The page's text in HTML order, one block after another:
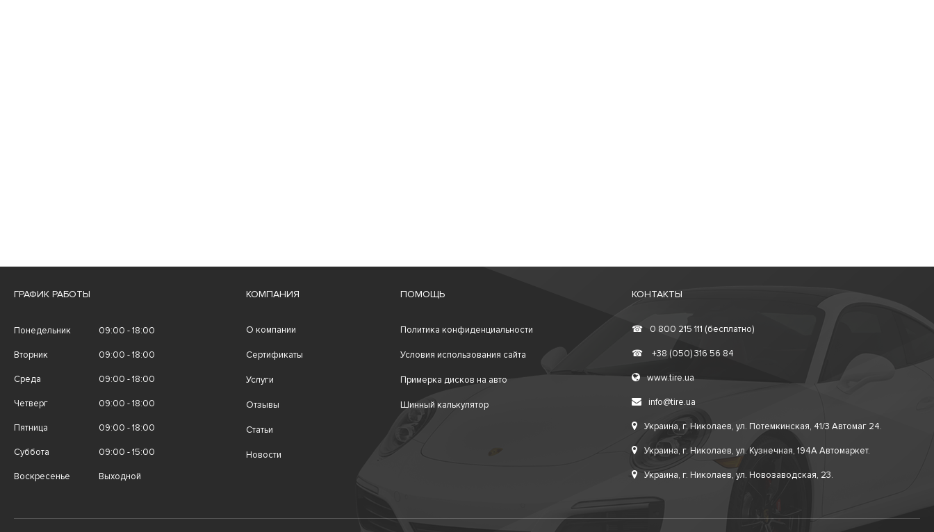
ГРАФИК РАБОТЫ
Понедельник 09:00 - 18:00
Вторник 09:00 - 18:00
Среда 09:00 - 18:00
Четверг 09:00 - 18:00
Пятница 09:00 - 18:00
Суббота 09:00 - 15:00
Воскресенье Выходной
КОМПАНИЯ
О компании
Сертификаты
Услуги
Отзывы
Статьи
Новости
ПОМОЩЬ
Политика конфиденциальности
Условия использования сайта
Примерка дисков на авто
Шинный калькулятор
КОНТАКТЫ
☎ 0 800 215 111 (бесплатно)
☎ +38 (050) 316 56 84
www.tire.ua
info@tire.ua
Украина, г. Николаев, ул. Потемкинская, 41/3 Автомаг 24.
Украина, г. Николаев, ул. Кузнечная, 194А Автомаркет.
Украина, г. Николаев, ул. Новозаводская, 23.